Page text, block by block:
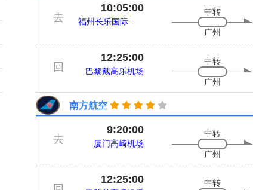
去
10:05:00 中转
广州
回
12:25:00
巴黎戴高乐机场
中转
广州
南方航空
去
9:20:00
厦门高崎机场
中转
广州
12:25:00 中转